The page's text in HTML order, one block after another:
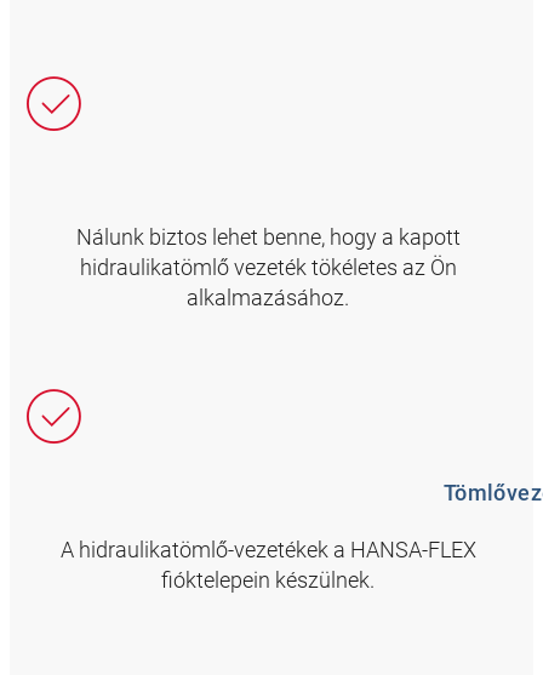
Nálunk biztos lehet benne, hogy a kapott
hidraulikatömlő vezeték tökéletes az Ön
alkalmazásához.
A hidraulikatömlő-vezetékek a HANSA-FLEX
fióktelepein készülnek.